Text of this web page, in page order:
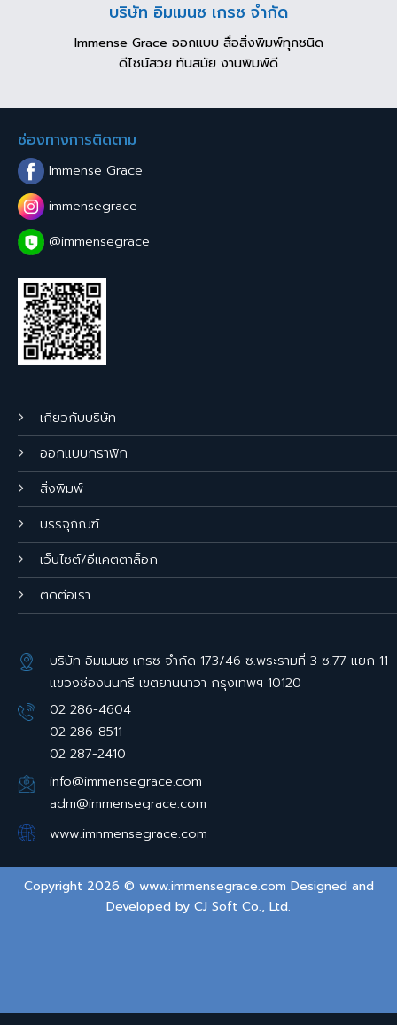
บริษัท อิมเมนซ เกรซ จำกัด
Immense Grace ออกแบบ สื่อสิ่งพิมพ์ทุกชนิด
ดีไซน์สวย ทันสมัย งานพิมพ์ดี
เกี่ยวกับบริษัท
ออกแบบกราฟิก
สิ่งพิมพ์
บรรจุภัณฑ์
เว็บไซต์/อีแคตตาล็อก
ติดต่อเรา
บริษัท อิมเมนซ เกรซ จำกัด 173/46 ซ.พระรามที่ 3 ซ.77 แยก 11
แขวงช่องนนทรี เขตยานนาวา กรุงเทพฯ 10120
02 286-4604
02 286-8511
02 287-2410
info@immensegrace.com
adm@immensegrace.com
www.imnmensegrace.com
ช่องทางการติดตาม
Immense Grace
immensegrace
@immensegrace
Copyright 2026 © www.immensegrace.com Designed and
Developed by CJ Soft Co., Ltd.